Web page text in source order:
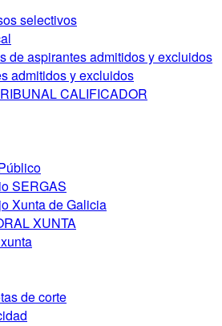
selectivos
de aspirantes admitidos y excluidos
admitidos y excluidos
CALIFICADOR
SERGAS
Xunta de Galicia
XUNTA
de corte